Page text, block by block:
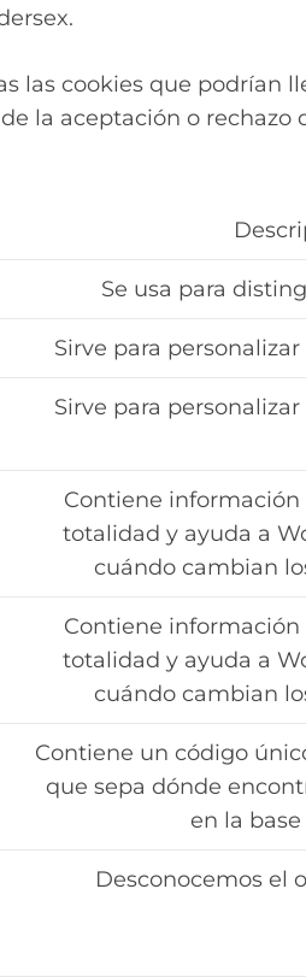
cookies que podrían
la aceptación o
Se usa para
Sirve para
Sirve para
Contiene información
totalidad y ayuda a
cuándo cambian
Contiene información
totalidad y ayuda a
cuándo cambian
Contiene un código
que sepa dónde
en la
Desconocemos el